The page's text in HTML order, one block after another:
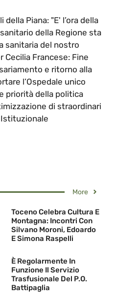
della Piana: "E' l’ora della
della Regione sta
sanitaria del nostro
Francese: Fine
e ritorno alla
l’Ospedale unico
priorità della politica
di straordinari
Istituzionale
More
Toceno Celebra Cultura E
Montagna: Incontri Con
Silvano Moroni, Edoardo
E Simona Raspelli
È Regolarmente In
Funzione Il Servizio
Trasfusionale Del P.O.
Battipaglia